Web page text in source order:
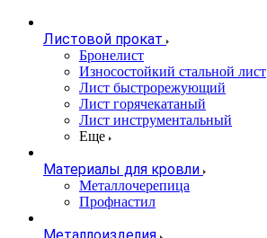
Листовой прокат
Бронелист
Износостойкий стальной лист
Лист быстрорежующий
Лист горячекатаный
Лист инструментальный
Еще
Материалы для кровли
Металлочерепица
Профнастил